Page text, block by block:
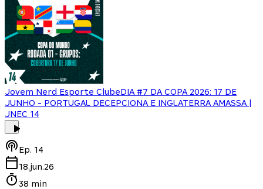
Jovem Nerd Esporte ClubeDIA #7 DA COPA 2026: 17 DE
JUNHO - PORTUGAL DECEPCIONA E INGLATERRA AMASSA |
JNEC 14
Ep. 14
18.jun.26
38 min